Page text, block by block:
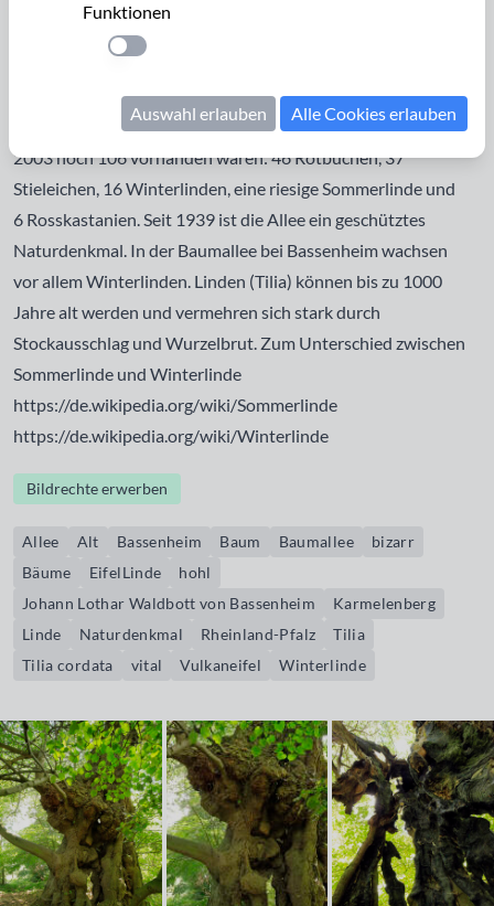
Um 1662 baute der Reichfreiherr Johann Lothar Waldbott
Entlang dem Weg vom Bassenheimer Wald zur Kapelle ließ
er eine Allee von rund 150 Bäumen pflanzen, von denen
2003 noch 106 vorhanden waren: 46 Rotbuchen, 37
Stieleichen, 16 Winterlinden, eine riesige Sommerlinde und
6 Rosskastanien. Seit 1939 ist die Allee ein geschütztes
Naturdenkmal. In der Baumallee bei Bassenheim wachsen
vor allem Winterlinden. Linden (Tilia) können bis zu 1000
Jahre alt werden und vermehren sich stark durch
Stockausschlag und Wurzelbrut. Zum Unterschied zwischen
Sommerlinde und Winterlinde
https://de.wikipedia.org/wiki/Sommerlinde
https://de.wikipedia.org/wiki/Winterlinde
Bildrechte erwerben
Allee Alt Bassenheim Baum Baumallee
bizarr
Bäume
EifelLinde
hohl
Johann Lothar Waldbott von Bassenheim
Karmelenberg
Linde
Naturdenkmal Rheinland-Pfalz
Tilia
Tilia cordata
vital Vulkaneifel Winterlinde
Funktionen
Einstellung anwenden
Auswahl erlauben Alle Cookies erlauben